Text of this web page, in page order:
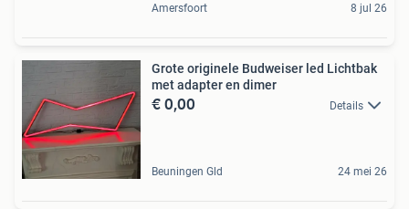
Amersfoort 8 jul 26
Grote originele Budweiser led Lichtbak
met adapter en dimer
€ 0,00 Details
Beuningen Gld 24 mei 26